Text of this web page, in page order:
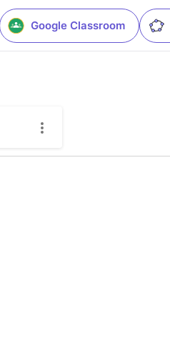
Google Classroom